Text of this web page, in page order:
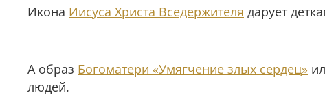
Икона Иисуса Христа Вседержителя дарует
А образ Богоматери «Умягчение злых сердец»
людей.